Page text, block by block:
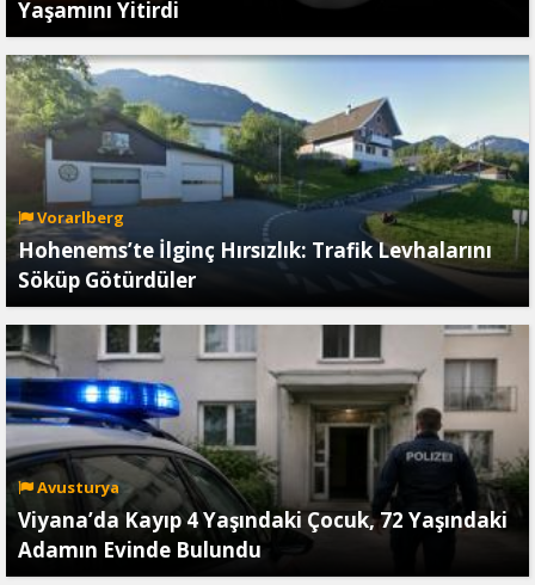
Yaşamını Yitirdi
Vorarlberg
Hohenems’te İlginç Hırsızlık: Trafik Levhalarını
Söküp Götürdüler
Avusturya
Viyana’da Kayıp 4 Yaşındaki Çocuk, 72 Yaşındaki
Adamın Evinde Bulundu